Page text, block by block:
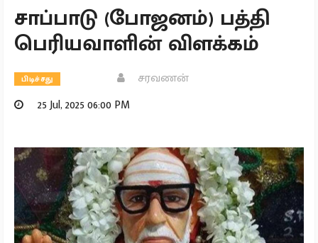
சாப்பாடு (போஜனம்) பத்தி
பெரியவாளின் விளக்கம்
பிடிச்சது
சரவணன்
25 Jul, 2025 06:00 PM